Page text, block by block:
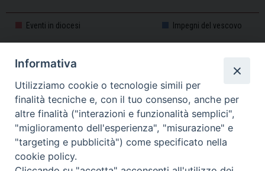
31 1 2 3 4 5 6
Eventi in diocesi Impegni del vescovo
CALENDARIO PASTORALE 2025-2026
Informativa
Utilizziamo cookie o tecnologie simili per
finalità tecniche e, con il tuo consenso, anche per
altre finalità ("interazioni e funzionalità semplici",
"miglioramento dell'esperienza", "misurazione" e
"targeting e pubblicità") come specificato nella
cookie policy.